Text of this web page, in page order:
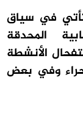
تأتي في سياق
المحدقة
الأنشطة
وفي بعض